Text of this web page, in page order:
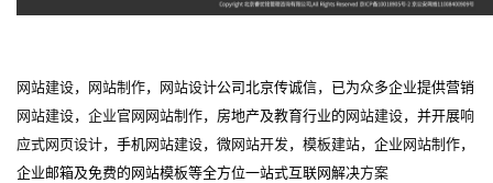
网站建设， 网站制作， 网站设计公司北京传诚信，已为众多企业提供营销
网站建设， 企业官网网站制作，房地产及教育行业的网站建设，并开展响
应式网页设计，手机网站建设，微网站开发， 模板建站，企业网站制作，
企业邮箱及免费的网站模板等全方位一站式互联网解决方案